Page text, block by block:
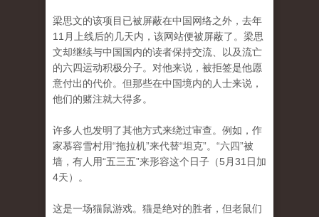
梁思文的该项目已被屏蔽在中国网络之外，去年
11月上线后的几天内，该网站便被屏蔽了。梁思
文却继续与中国国内的读者保持交流、以及流亡
的六四运动积极分子。对他来说，被拒签是他愿
意付出的代价。但那些在中国境内的人士来说，
他们的赌注就大得多。
许多人也发明了其他方式来绕过审查。例如，作
家慕容雪村用“拖拉机”来代替“坦克”。“六四”被
墙，有人用“五三五”来形容这个日子（5月31日加
4天）。
这是一场猫鼠游戏。猫是绝对的胜者，但老鼠们